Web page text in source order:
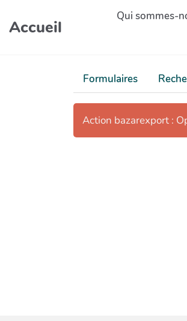
Aller au contenu principal
Accueil
Qui sommes-
Formulaires
Action bazarexport :